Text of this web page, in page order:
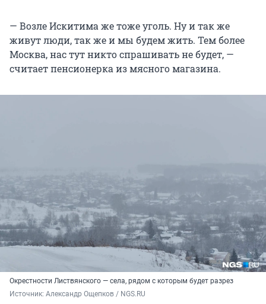
— Возле Искитима же тоже уголь. Ну и так же
живут люди, так же и мы будем жить. Тем более
Москва, нас тут никто спрашивать не будет, —
считает пенсионерка из мясного магазина.
Окрестности Листвянского — села, рядом с которым будет разрез
Источник: Александр Ощепков / NGS.RU